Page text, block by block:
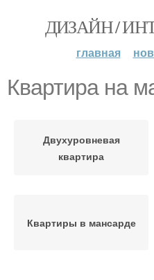
ДИЗАЙН /
главная
Квартира на
Двухуровневая
квартира
Квартиры в мансарде